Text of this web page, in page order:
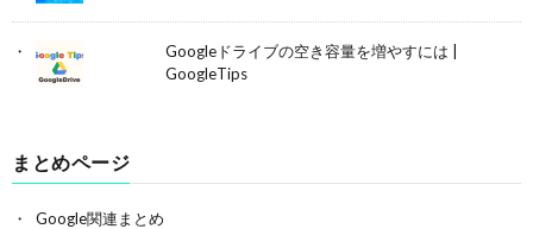
Googleドライブの空き容量を増やすには |
GoogleTips
まとめページ
Google関連まとめ